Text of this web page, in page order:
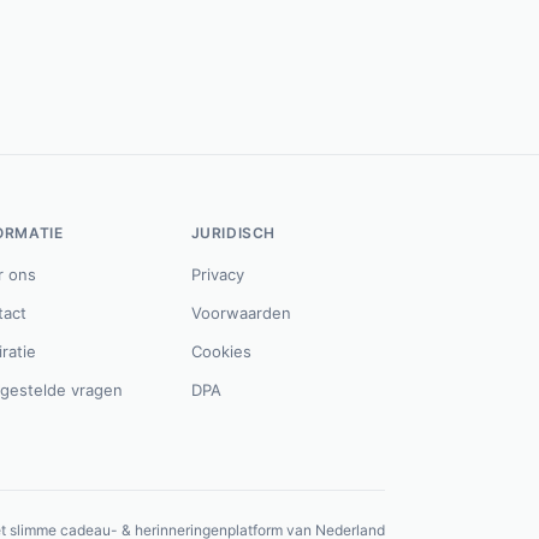
ons
vragen
JURIDISCH
Privacy
Voorwaarden
Cookies
DPA
slimme cadeau- & herinneringenplatform van Nederland